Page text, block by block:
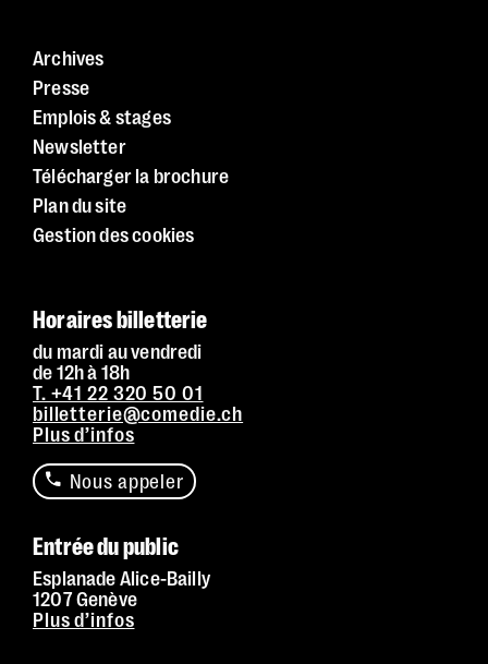
Archives
Presse
Emplois & stages
Newsletter
Télécharger la brochure
Plan du site
Gestion des cookies
Horaires billetterie
du mardi au vendredi
de 12h à 18h
T. +41 22 320 50 01
billetterie@comedie.ch
Plus d’infos
Nous appeler
Entrée du public
Esplanade Alice-Bailly
1207 Genève
Plus d’infos